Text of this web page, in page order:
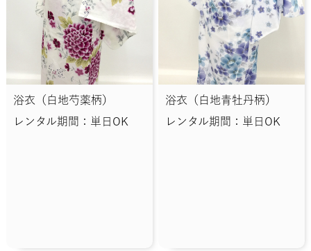
浴衣（白地芍薬柄）
レンタル期間：単日OK
浴衣（白地青牡丹柄）
レンタル期間：単日OK